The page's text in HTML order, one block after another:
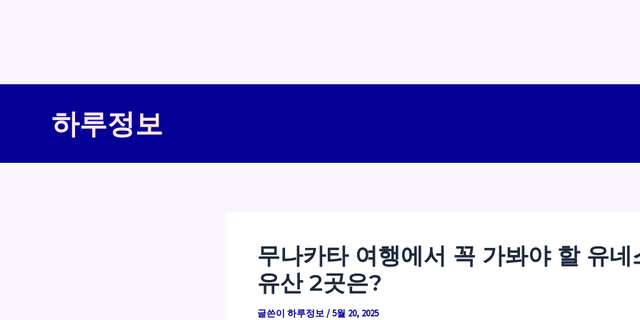
하루정보
무나카타 여행에서 꼭 가봐야 할 유네
유산 2곳은?
글쓴이 하루정보/5월 20, 2025